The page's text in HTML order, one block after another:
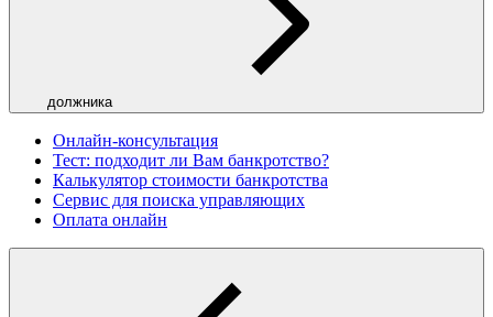
должника
Онлайн-консультация
Тест: подходит ли Вам банкротство?
Калькулятор стоимости банкротства
Сервис для поиска управляющих
Оплата онлайн